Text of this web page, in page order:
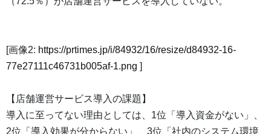
[画像2: https://prtimes.jp/i/84932/16/resize/d84932-16-
77e27111c46731b005af-1.png ]
【店舗運営サービス導入の課題】
導入に至ってない理由としては、1位「導入資金がない」、
2位「導入効果が分からない」、3位「社内のシステム環境